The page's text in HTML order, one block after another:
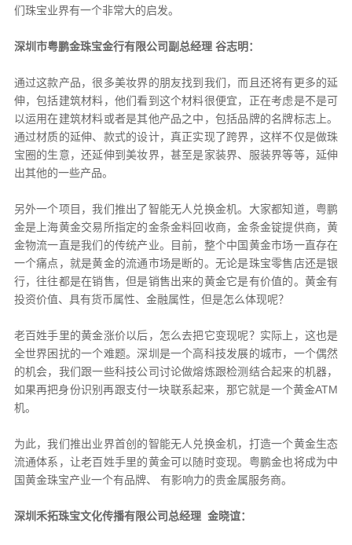
们珠宝业界有一个非常大的启发。
深圳市粤鹏金珠宝金行有限公司副总经理 谷志明：
通过这款产品，很多美妆界的朋友找到我们，而且还将有更多的延
伸，包括建筑材料，他们看到这个材料很便宜，正在考虑是不是可
以运用在建筑材料或者是其他产品之中，包括品牌的名牌标志上。
通过材质的延伸、款式的设计，真正实现了跨界，这样不仅是做珠
宝圈的生意，还延伸到美妆界，甚至是家装界、服装界等等，延伸
出其他的一些产品。
另外一个项目，我们推出了智能无人兑换金机。大家都知道，粤鹏
金是上海黄金交易所指定的金条金料回收商，金条金锭提供商，黄
金物流一直是我们的传统产业。目前，整个中国黄金市场一直存在
一个痛点，就是黄金的流通市场是断的。无论是珠宝零售店还是银
行，往往都是在销售，但是销售出来的黄金它是有价值的。黄金有
投资价值、具有货币属性、金融属性，但是怎么体现呢？
老百姓手里的黄金涨价以后，怎么去把它变现呢？实际上，这也是
全世界困扰的一个难题。深圳是一个高科技发展的城市，一个偶然
的机会，我们跟一些科技公司讨论做熔炼跟检测结合起来的机器，
如果再把身份识别再跟支付一块联系起来，那它就是一个黄金ATM
机。
为此，我们推出业界首创的智能无人兑换金机，打造一个黄金生态
流通体系，让老百姓手里的黄金可以随时变现。粤鹏金也将成为中
国黄金珠宝产业一个有品牌、 有影响力的贵金属服务商。
深圳禾拓珠宝文化传播有限公司总经理 金晓谊：